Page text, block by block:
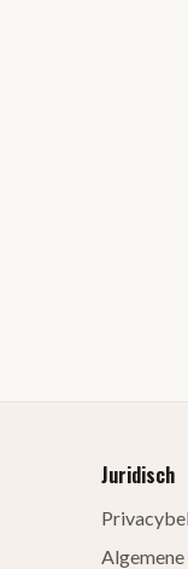
Juridisch